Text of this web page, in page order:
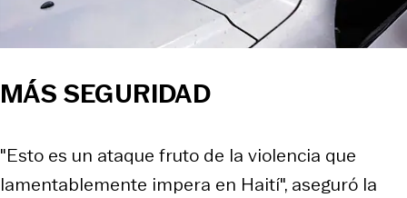
MÁS SEGURIDAD
"Esto es un ataque fruto de la violencia que
lamentablemente impera en Haití", aseguró la